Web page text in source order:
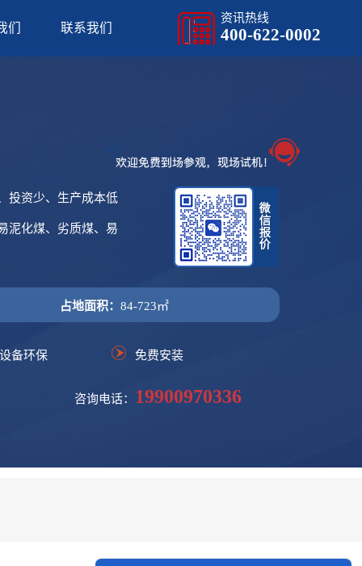
们 联系我们
资讯热线
400-622-0002
投资少、生产成本低
泥化煤、劣质煤、易
占地面积： 84-723㎡
设备环保 免费安装
咨询电话： 19900970336